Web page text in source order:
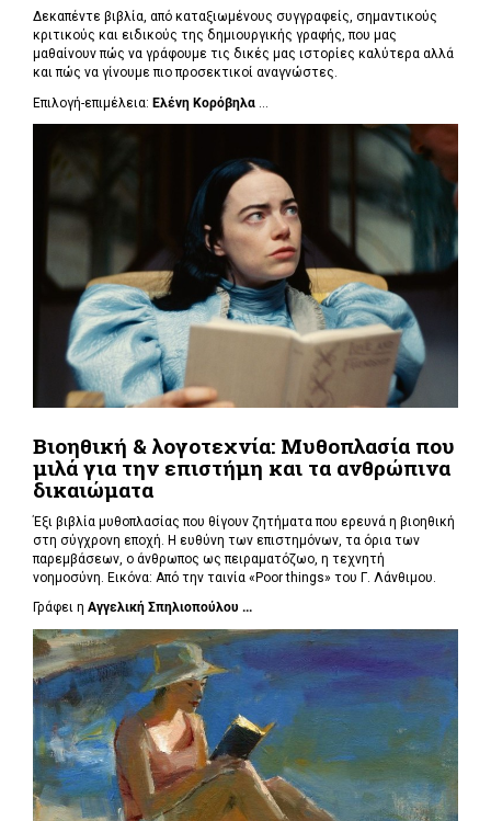
Δεκαπέντε βιβλία, από καταξιωμένους συγγραφείς, σημαντικούς
κριτικούς και ειδικούς της δημιουργικής γραφής, που μας
μαθαίνουν πώς να γράφουμε τις δικές μας ιστορίες καλύτερα αλλά
και πώς να γίνουμε πιο προσεκτικοί αναγνώστες.
Επιλογή-επιμέλεια: Ελένη Κορόβηλα ...
Βιοηθική & λογοτεχνία: Μυθοπλασία που
μιλά για την επιστήμη και τα ανθρώπινα
δικαιώματα
Έξι βιβλία μυθοπλασίας που θίγουν ζητήματα που ερευνά η βιοηθική
στη σύγχρονη εποχή. Η ευθύνη των επιστημόνων, τα όρια των
παρεμβάσεων, ο άνθρωπος ως πειραματόζωο, η τεχνητή
νοημοσύνη. Εικόνα: Από την ταινία «Poor things» του Γ. Λάνθιμου.
Γράφει η Αγγελική Σπηλιοπούλου ...